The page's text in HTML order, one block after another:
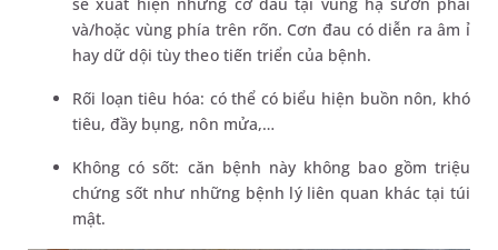
và/hoặc vùng phía trên rốn. Cơn đau có diễn ra âm ỉ
hay dữ dội tùy theo tiến triển của bệnh.
Rối loạn tiêu hóa: có thể có biểu hiện buồn nôn, khó
tiêu, đầy bụng, nôn mửa,…
Không có sốt: căn bệnh này không bao gồm triệu
chứng sốt như những bệnh lý liên quan khác tại túi
mật.